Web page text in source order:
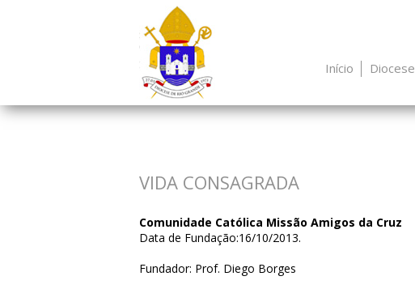
Início Diocese
VIDA CONSAGRADA
Comunidade Católica Missão Amigos da Cruz
Data de Fundação:16/10/2013.
Fundador: Prof. Diego Borges